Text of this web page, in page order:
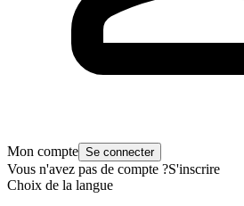
Mon compte Se connecter
Vous n'avez pas de compte ?S'inscrire
Choix de la langue